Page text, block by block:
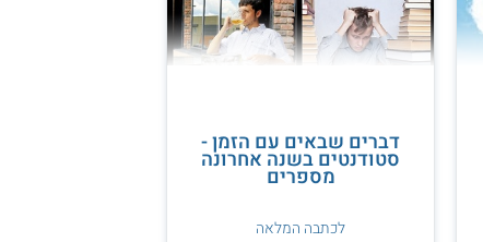
דברים שבאים עם הזמן -
סטודנטים בשנה אחרונה
מספרים
לכתבה המלאה